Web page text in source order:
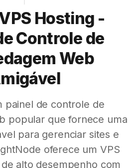
Hosting -
Controle de
Web
painel de controle de
popular que fornece uma
para gerenciar sites e
oferece um VPS
alto desempenho com